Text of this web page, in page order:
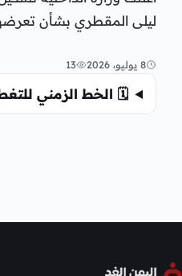
ليلى المقطري بشأن
8 يوليو، 2026 13
🗓️ الخط الزمني